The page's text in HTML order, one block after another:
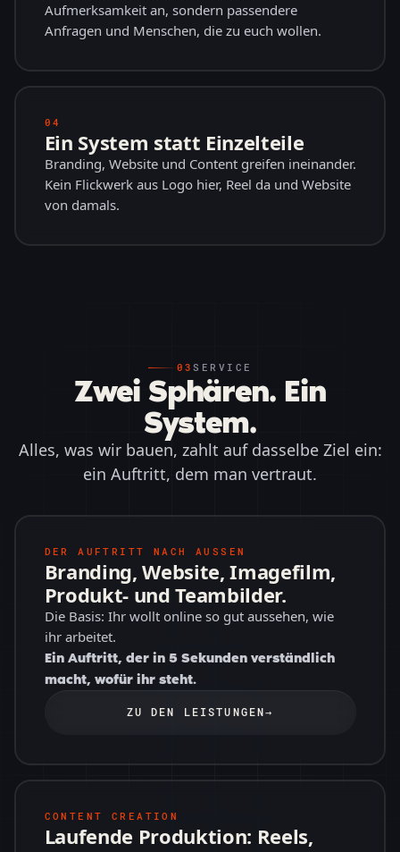
Aufmerksamkeit an, sondern passendere
Anfragen und Menschen, die zu euch wollen.
04
Ein System statt Einzelteile
Branding, Website und Content greifen ineinander.
Kein Flickwerk aus Logo hier, Reel da und Website
von damals.
03SERVICE
Zwei Sphären. Ein
System.
Alles, was wir bauen, zahlt auf dasselbe Ziel ein:
ein Auftritt, dem man vertraut.
DER AUFTRITT NACH AUSSEN
Branding, Website, Imagefilm,
Produkt- und Teambilder.
Die Basis: Ihr wollt online so gut aussehen, wie
ihr arbeitet.
Ein Auftritt, der in 5 Sekunden verständlich
macht, wofür ihr steht.
ZU DEN LEISTUNGEN→
CONTENT CREATION
Laufende Produktion: Reels,